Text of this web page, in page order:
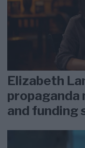
Elizabeth
propaganda
and funding